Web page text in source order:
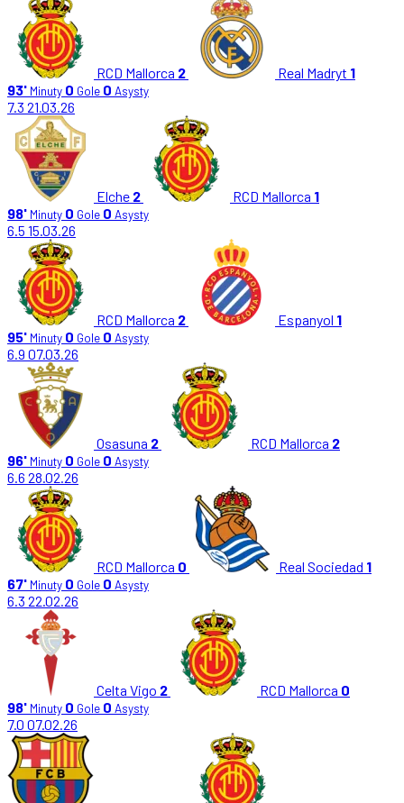
RCD Mallorca 2 Real Madryt 1
93' Minuty 0 Gole 0 Asysty
7.3 21.03.26
Elche 2 RCD Mallorca 1
98' Minuty 0 Gole 0 Asysty
6.5 15.03.26
RCD Mallorca 2 Espanyol 1
95' Minuty 0 Gole 0 Asysty
6.9 07.03.26
Osasuna 2 RCD Mallorca 2
96' Minuty 0 Gole 0 Asysty
6.6 28.02.26
RCD Mallorca 0 Real Sociedad 1
67' Minuty 0 Gole 0 Asysty
6.3 22.02.26
Celta Vigo 2 RCD Mallorca 0
98' Minuty 0 Gole 0 Asysty
7.0 07.02.26